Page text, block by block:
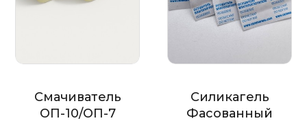
Смачиватель
ОП-10/ОП-7
Силикагель
Фасованный